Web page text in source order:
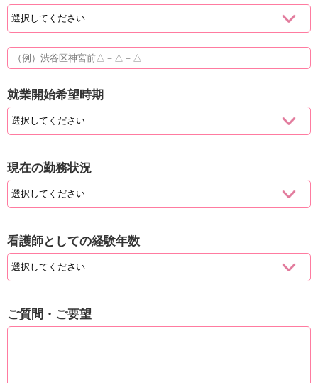
就業開始希望時期
現在の勤務状況
看護師としての経験年数
ご質問・ご要望